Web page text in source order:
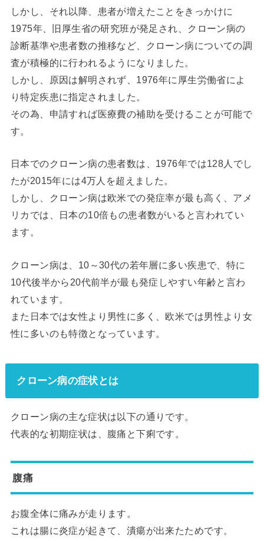
しかし、それ以降、患者が増えたことをきっかけに
1975年、旧厚生省の研究班が発足され、クローン病の
診断基準や患者数の推移など、クローン病についての調
査が積極的に行われるようになりました。
しかし、原因は解明されず、1976年に厚生労働省によ
り特定疾患に指定されました。
その為、申請すれば医療費の補助を受けることが可能で
す。
日本でのクローン病の患者数は、1976年では128人でし
たが2015年には4万人を超えました。
しかし、クローン病は欧米での発症率が最も高く、アメ
リカでは、日本の10倍もの患者数がいると言われてい
ます。
クローン病は、10～30代の若年層に多い疾患で、特に
10代後半から20代前半が最も発症しやすい年齢と言わ
れています。
また日本では女性より男性に多く、欧米では男性より女
性に多いのも特徴となっています。
クローン病の症状とは
クローン病の主な症状は以下の通りです。
代表的な初期症状は、腹痛と下痢です。
腹痛
お腹全体に痛みが走ります。
これは腸に炎症が起きて、潰瘍が出来たためです。